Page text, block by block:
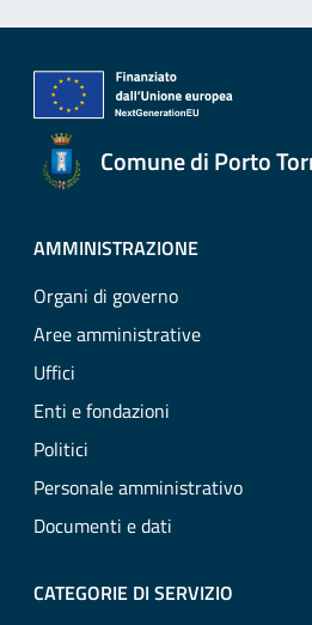
Comune di Porto
AMMINISTRAZIONE
Organi di governo
Aree amministrative
Uffici
Enti e fondazioni
Politici
Personale amministrativo
Documenti e dati
CATEGORIE DI SERVIZIO